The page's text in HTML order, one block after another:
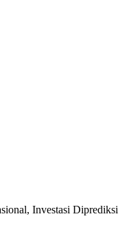
Investasi Diprediksi